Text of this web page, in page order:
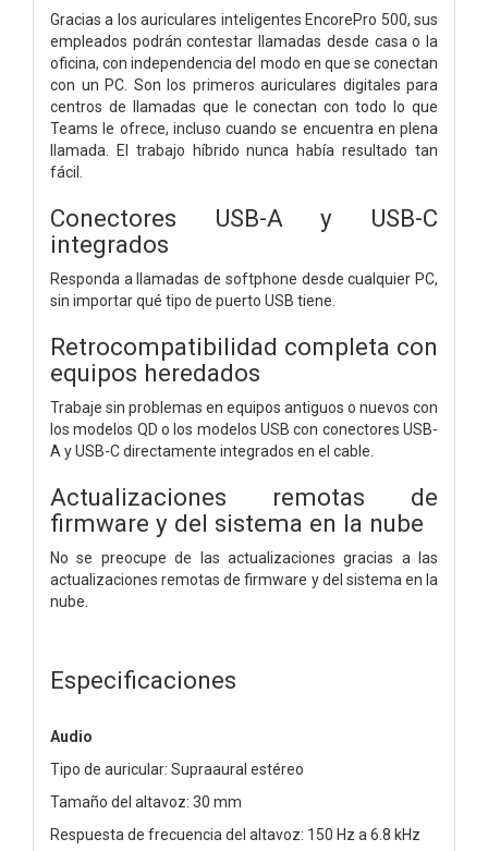
Gracias a los auriculares inteligentes EncorePro 500, sus
empleados podrán contestar llamadas desde casa o la
oficina, con independencia del modo en que se conectan
con un PC. Son los primeros auriculares digitales para
centros de llamadas que le conectan con todo lo que
Teams le ofrece, incluso cuando se encuentra en plena
llamada. El trabajo híbrido nunca había resultado tan
fácil.
Conectores USB-A y USB-C
integrados
Responda a llamadas de softphone desde cualquier PC,
sin importar qué tipo de puerto USB tiene.
Retrocompatibilidad completa con
equipos heredados
Trabaje sin problemas en equipos antiguos o nuevos con
los modelos QD o los modelos USB con conectores USB-
A y USB-C directamente integrados en el cable.
Actualizaciones remotas de
firmware y del sistema en la nube
No se preocupe de las actualizaciones gracias a las
actualizaciones remotas de firmware y del sistema en la
nube.
Especificaciones
Audio
Tipo de auricular: Supraaural estéreo
Tamaño del altavoz: 30 mm
Respuesta de frecuencia del altavoz: 150 Hz a 6.8 kHz